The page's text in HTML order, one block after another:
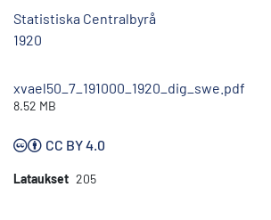
Statistiska Centralbyrå
1920
xvael50_7_191000_1920_dig_swe.pdf
8.52 MB
CC BY 4.0
Lataukset 205